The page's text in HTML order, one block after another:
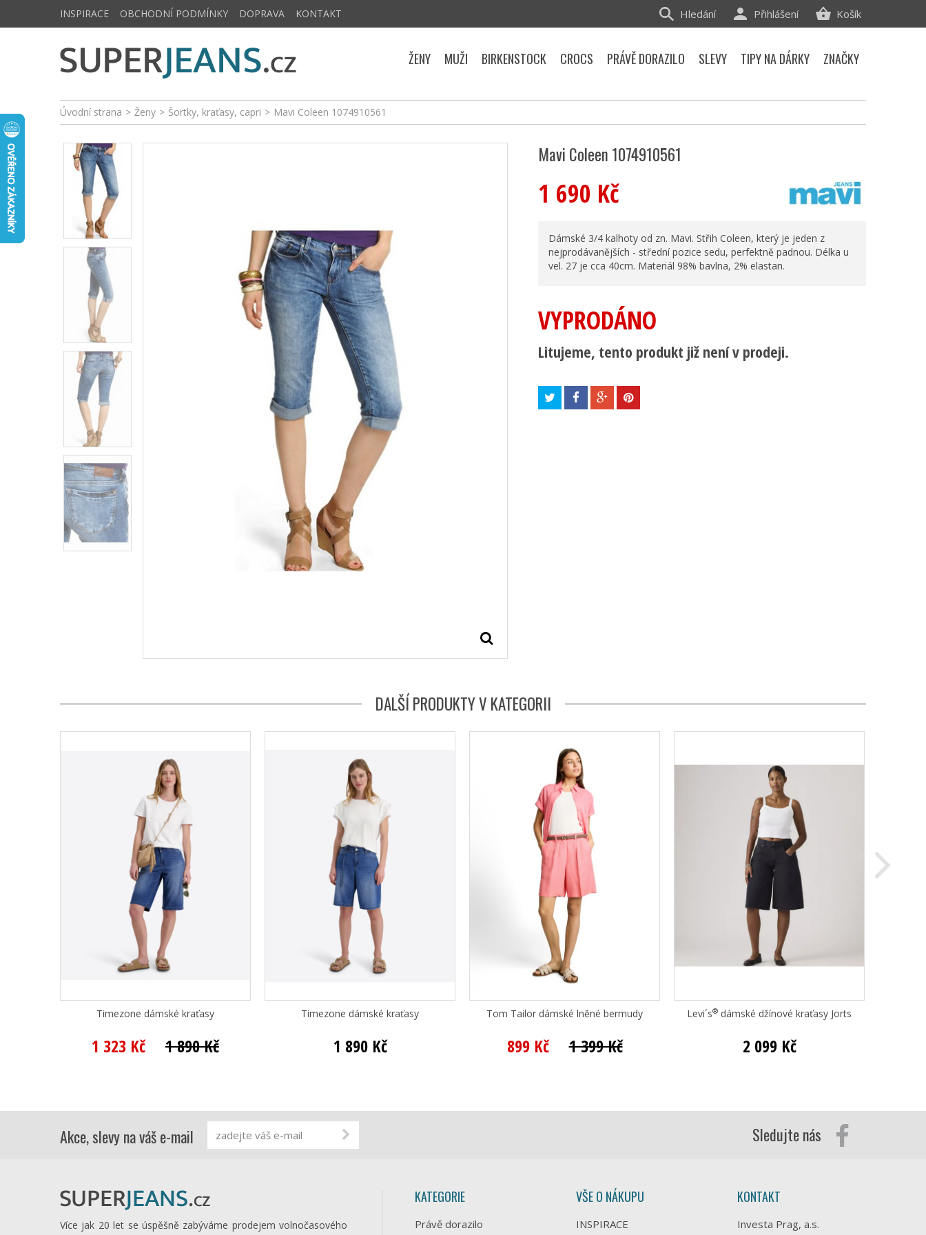
Úvodní strana > Ženy > Šortky, kraťasy, capri > Mavi Coleen 1074910561
Mavi Coleen 1074910561
1 690 Kč
Dámské 3/4 kalhoty od zn. Mavi. Střih Coleen, který je jeden z
nejprodávanějších - střední pozice sedu, perfektně padnou. Délka u
vel. 27 je cca 40cm. Materiál 98% bavlna, 2% elastan.
VYPRODÁNO
Litujeme, tento produkt již není v prodeji.
DALŠÍ PRODUKTY V KATEGORII
Timezone dámské kraťasy
1 323 Kč 1 890 Kč
Timezone dámské kraťasy
1 890 Kč
Tom Tailor dámské lněné bermudy
899 Kč 1 399 Kč
Levi´s® dámské džínové kraťasy Jorts
2 099 Kč
INSPIRACE OBCHODNÍ PODMÍNKY DOPRAVA KONTAKT Košík
Přihlášení
Hledání
ŽENY MUŽI BIRKENSTOCK CROCS PRÁVĚ DORAZILO SLEVY TIPY NA DÁRKY ZNAČKY
Akce, slevy na váš e-mail Sledujte nás
Více jak 20 let se úspěšně zabýváme prodejem volnočasového
KATEGORIE
Právě dorazilo
VŠE O NÁKUPU
INSPIRACE
KONTAKT
Investa Prag, a.s.